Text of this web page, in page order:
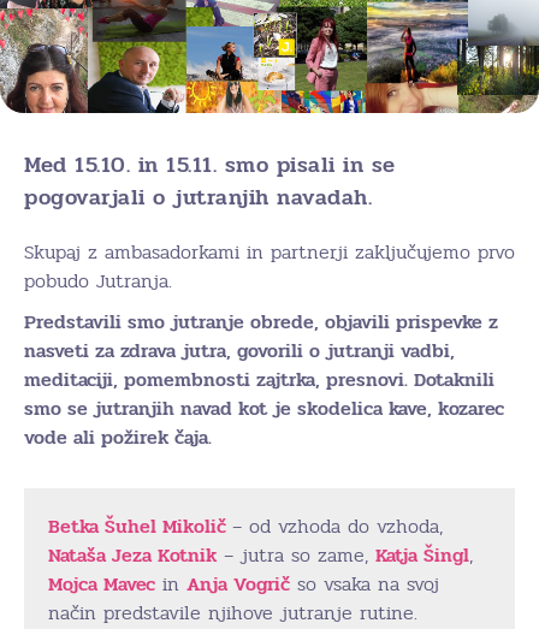
Med 15.10. in 15.11. smo pisali in se
pogovarjali o jutranjih navadah.
Skupaj z ambasadorkami in partnerji zaključujemo prvo
pobudo Jutranja.
Predstavili smo jutranje obrede, objavili prispevke z
nasveti za zdrava jutra, govorili o jutranji vadbi,
meditaciji, pomembnosti zajtrka, presnovi. Dotaknili
smo se jutranjih navad kot je skodelica kave, kozarec
vode ali požirek čaja.
Betka Šuhel Mikolič – od vzhoda do vzhoda,
Nataša Jeza Kotnik– jutra so zame, Katja Šingl,
Mojca Mavec in Anja Vogrič so vsaka na svoj
način predstavile njihove jutranje rutine.